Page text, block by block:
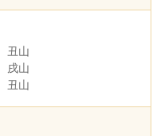
丑山
戌山
丑山